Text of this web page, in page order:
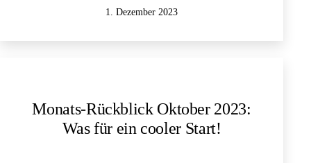
Mein
November
Veröffentlicht
1. Dezember 2023
Monats-Rückblick Oktober 2023:
Was für ein cooler Start!